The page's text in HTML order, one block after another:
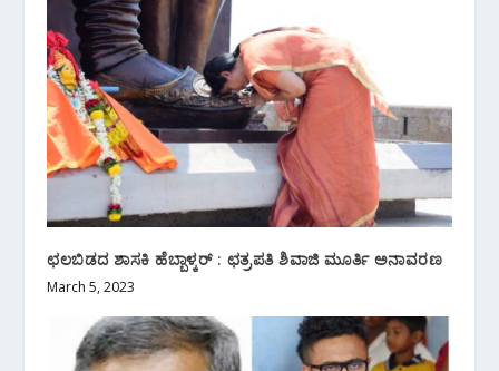
ಛಲಬಿಡದ ಶಾಸಕಿ ಹೆಬ್ಬಾಳ್ಕರ್ : ಛತ್ರಪತಿ ಶಿವಾಜಿ ಮೂರ್ತಿ ಅನಾವರಣ
March 5, 2023